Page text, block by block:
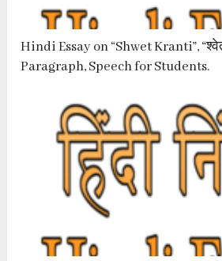
Hindi Essay on “Shwet Kranti”,
Paragraph, Speech for Students.